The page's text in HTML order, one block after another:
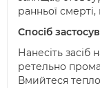
ранньої
Спосіб
Нанесіть засіб
ретельно
Вмийтеся